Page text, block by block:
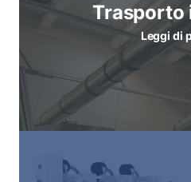
Trasporto
Leggi di